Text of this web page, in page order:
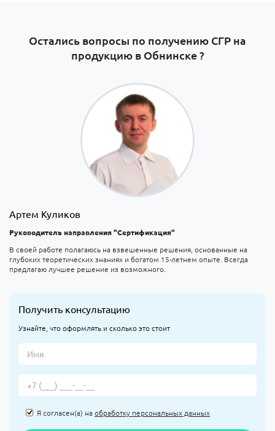
Остались вопросы по получению СГР на
продукцию в Обнинске ?
Артем Куликов
Руководитель направления "Сертификация"
В своей работе полагаюсь на взвешенные решения, основанные на
глубоких теоретических знаниях и богатом 15-летнем опыте. Всегда
предлагаю лучшее решение из возможного.
Получить консультацию
Узнайте, что оформлять и сколько это стоит
Я согласен(а) наобработку персональных данных